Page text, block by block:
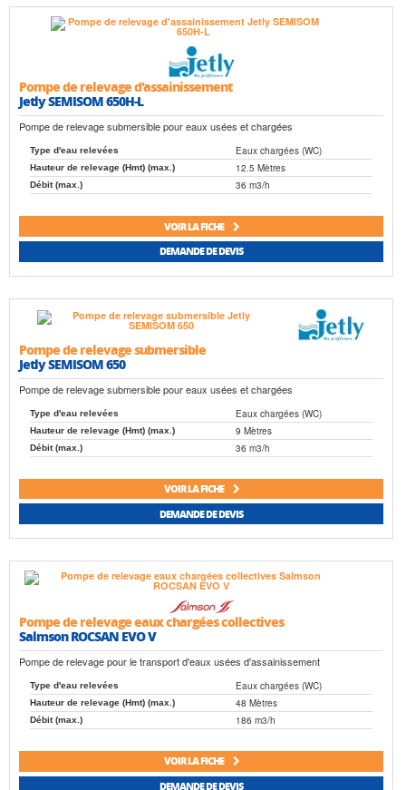
Pompe de relevage d'assainissement
Jetly SEMISOM 650H-L
Pompe de relevage submersible pour eaux usées et chargées
Type d'eau relevées Eaux chargées (WC)
Hauteur de relevage (Hmt) (max.) 12.5 Mètres
Débit (max.) 36 m3/h
VOIR LA FICHE
DEMANDE DE DEVIS
Pompe de relevage submersible
Jetly SEMISOM 650
Pompe de relevage submersible pour eaux usées et chargées
Type d'eau relevées Eaux chargées (WC)
Hauteur de relevage (Hmt) (max.) 9 Mètres
Débit (max.) 36 m3/h
VOIR LA FICHE
DEMANDE DE DEVIS
Pompe de relevage eaux chargées collectives
Salmson ROCSAN EVO V
Pompe de relevage pour le transport d'eaux usées d'assainissement
Type d'eau relevées Eaux chargées (WC)
Hauteur de relevage (Hmt) (max.) 48 Mètres
Débit (max.) 186 m3/h
VOIR LA FICHE
DEMANDE DE DEVIS